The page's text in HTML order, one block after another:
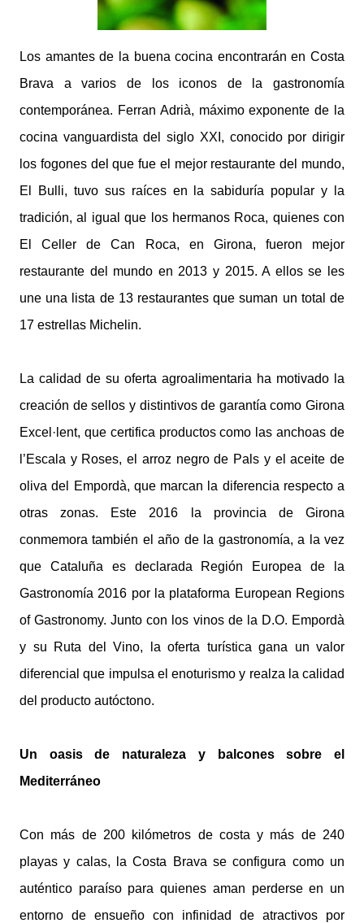
Los amantes de la buena cocina encontrarán en Costa
Brava a varios de los iconos de la gastronomía
contemporánea. Ferran Adrià, máximo exponente de la
cocina vanguardista del siglo XXI, conocido por dirigir
los fogones del que fue el mejor restaurante del mundo,
El Bulli, tuvo sus raíces en la sabiduría popular y la
tradición, al igual que los hermanos Roca, quienes con
El Celler de Can Roca, en Girona, fueron mejor
restaurante del mundo en 2013 y 2015. A ellos se les
une una lista de 13 restaurantes que suman un total de
17 estrellas Michelin.
La calidad de su oferta agroalimentaria ha motivado la
creación de sellos y distintivos de garantía como Girona
Excel·lent, que certifica productos como las anchoas de
l’Escala y Roses, el arroz negro de Pals y el aceite de
oliva del Empordà, que marcan la diferencia respecto a
otras zonas. Este 2016 la provincia de Girona
conmemora también el año de la gastronomía, a la vez
que Cataluña es declarada Región Europea de la
Gastronomía 2016 por la plataforma European Regions
of Gastronomy. Junto con los vinos de la D.O. Empordà
y su Ruta del Vino, la oferta turística gana un valor
diferencial que impulsa el enoturismo y realza la calidad
del producto autóctono.
Un oasis de naturaleza y balcones sobre el
Mediterráneo
Con más de 200 kilómetros de costa y más de 240
playas y calas, la Costa Brava se configura como un
auténtico paraíso para quienes aman perderse en un
entorno de ensueño con infinidad de atractivos por